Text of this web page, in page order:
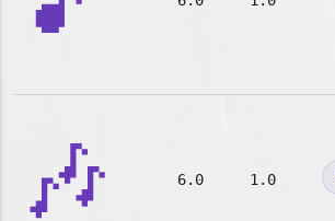
🎶 6.0 1.0